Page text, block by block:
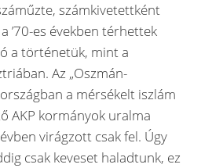
számkivetettként
’70-es években térhettek
a történetük, mint a
Az „Oszmán-
a mérsékelt iszlám
AKP kormányok uralma
virágzott csak fel. Úgy
csak keveset haladtunk, ez